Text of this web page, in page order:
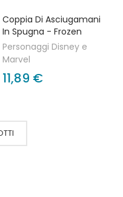
Coppia Di Asciugamani
In Spugna - Frozen
Personaggi Disney e
Marvel
11,89 €